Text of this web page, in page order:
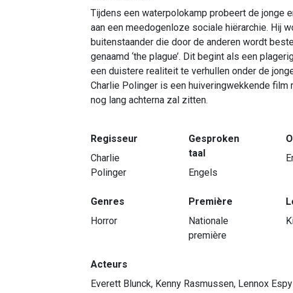
Tijdens een waterpolokamp probeert de jonge
aan een meedogenloze sociale hiërarchie. Hij
buitenstaander die door de anderen wordt
genaamd ‘the plague’. Dit begint als een
een duistere realiteit te verhullen onder de
Charlie Polinger is een huiveringwekkende
nog lang achterna zal zitten.
Regisseur
Charlie
Polinger
Gesproken
taal
Engels
Genres
Horror
Première
Nationale
première
Acteurs
Everett Blunck, Kenny Rasmussen, Lennox Espy